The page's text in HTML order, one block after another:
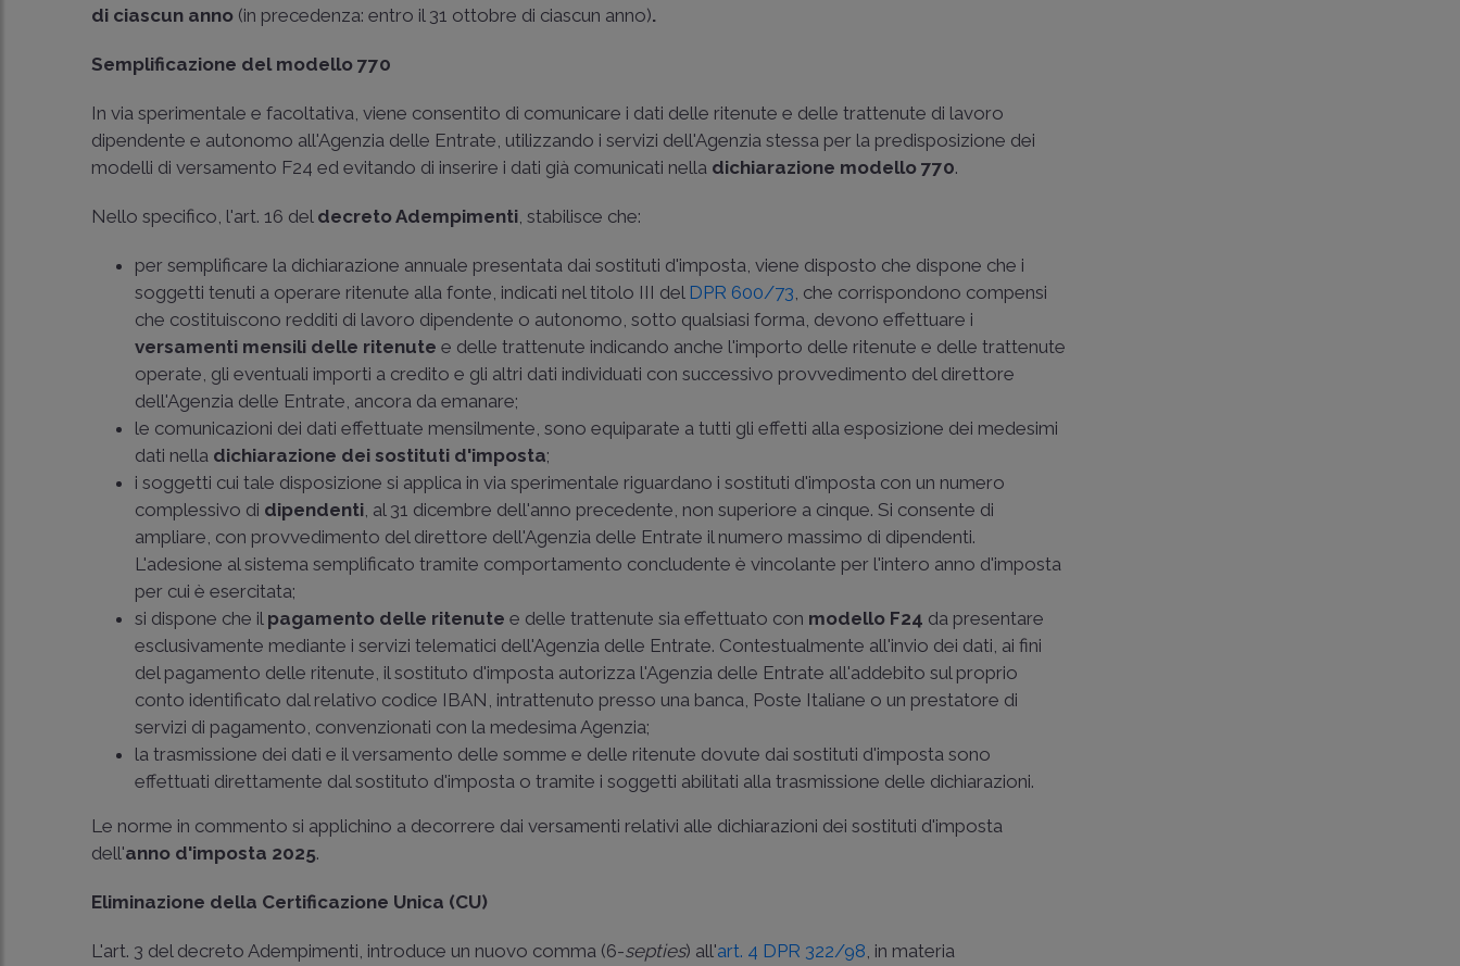
di ciascun anno (in precedenza: entro il 31 ottobre di ciascun anno).
Semplificazione del modello 770
In via sperimentale e facoltativa, viene consentito di comunicare i dati delle ritenute e delle trattenute di lavoro
dipendente e autonomo all'Agenzia delle Entrate, utilizzando i servizi dell'Agenzia stessa per la predisposizione dei
modelli di versamento F24 ed evitando di inserire i dati già comunicati nella dichiarazione modello 770.
Nello specifico, l'art. 16 del decreto Adempimenti, stabilisce che:
per semplificare la dichiarazione annuale presentata dai sostituti d'imposta, viene disposto che dispone che i
soggetti tenuti a operare ritenute alla fonte, indicati nel titolo III del DPR 600/73, che corrispondono compensi
che costituiscono redditi di lavoro dipendente o autonomo, sotto qualsiasi forma, devono effettuare i
versamenti mensili delle ritenute e delle trattenute indicando anche l'importo delle ritenute e delle trattenute
operate, gli eventuali importi a credito e gli altri dati individuati con successivo provvedimento del direttore
dell'Agenzia delle Entrate, ancora da emanare;
le comunicazioni dei dati effettuate mensilmente, sono equiparate a tutti gli effetti alla esposizione dei medesimi
dati nella dichiarazione dei sostituti d'imposta;
i soggetti cui tale disposizione si applica in via sperimentale riguardano i sostituti d'imposta con un numero
complessivo di dipendenti, al 31 dicembre dell'anno precedente, non superiore a cinque. Si consente di
ampliare, con provvedimento del direttore dell'Agenzia delle Entrate il numero massimo di dipendenti.
L'adesione al sistema semplificato tramite comportamento concludente è vincolante per l'intero anno d'imposta
per cui è esercitata;
si dispone che il pagamento delle ritenute e delle trattenute sia effettuato con modello F24 da presentare
esclusivamente mediante i servizi telematici dell'Agenzia delle Entrate. Contestualmente all'invio dei dati, ai fini
del pagamento delle ritenute, il sostituto d'imposta autorizza l'Agenzia delle Entrate all'addebito sul proprio
conto identificato dal relativo codice IBAN, intrattenuto presso una banca, Poste Italiane o un prestatore di
servizi di pagamento, convenzionati con la medesima Agenzia;
la trasmissione dei dati e il versamento delle somme e delle ritenute dovute dai sostituti d'imposta sono
effettuati direttamente dal sostituto d'imposta o tramite i soggetti abilitati alla trasmissione delle dichiarazioni.
Le norme in commento si applichino a decorrere dai versamenti relativi alle dichiarazioni dei sostituti d'imposta
dell'anno d'imposta 2025.
Eliminazione della Certificazione Unica (CU)
L'art. 3 del decreto Adempimenti, introduce un nuovo comma (6-septies) all'art. 4 DPR 322/98, in materia